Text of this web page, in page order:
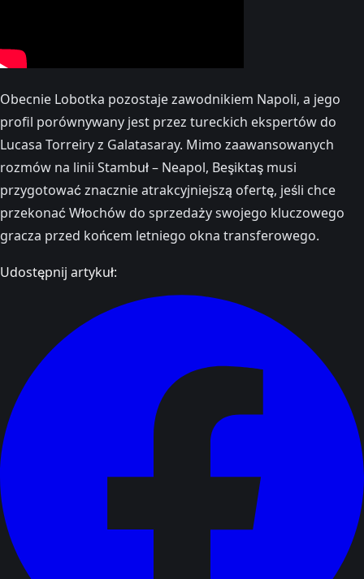
Obecnie Lobotka pozostaje zawodnikiem Napoli, a jego
profil porównywany jest przez tureckich ekspertów do
Lucasa Torreiry z Galatasaray. Mimo zaawansowanych
rozmów na linii Stambuł – Neapol, Beşiktaş musi
przygotować znacznie atrakcyjniejszą ofertę, jeśli chce
przekonać Włochów do sprzedaży swojego kluczowego
gracza przed końcem letniego okna transferowego.
Udostępnij artykuł: